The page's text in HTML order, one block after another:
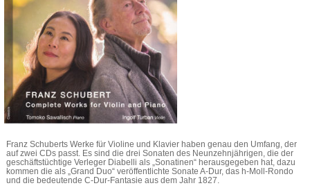
Franz Schuberts Werke für Violine und Klavier haben genau den Umfang, der
auf zwei CDs passt. Es sind die drei Sonaten des Neunzehnjährigen, die der
geschäftstüchtige Verleger Diabelli als „Sonatinen“ herausgegeben hat, dazu
kommen die als „Grand Duo“ veröffentlichte Sonate A-Dur, das h-Moll-Rondo
und die bedeutende C-Dur-Fantasie aus dem Jahr 1827.